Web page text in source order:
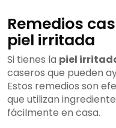
Remedios
piel irritada
Si tienes la piel
caseros que pueden
Estos remedios son
que utilizan
fácilmente en casa.